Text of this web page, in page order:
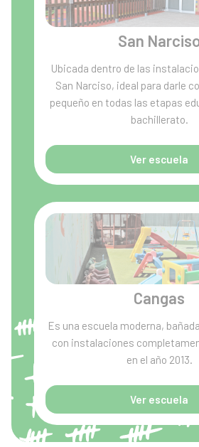
San
Ubicada dentro de las
San Narciso, ideal para darle
pequeño en todas las etapas
bachillerato.
Ver escuela
Cangas
Es una escuela moderna,
con instalaciones
en el año 2013.
Ver escuela